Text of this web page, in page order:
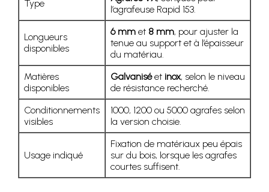
Type
l’agrafeuse Rapid 153.
Longueurs
disponibles
6 mm et 8 mm, pour ajuster la
tenue au support et à l’épaisseur
du matériau.
Matières
disponibles
Galvaniséet inox, selon le niveau
de résistance recherché.
Conditionnements
visibles
1000, 1200 ou 5000 agrafes selon
la version choisie.
Usage indiqué
Fixation de matériaux peu épais
sur du bois, lorsque les agrafes
courtes suffisent.